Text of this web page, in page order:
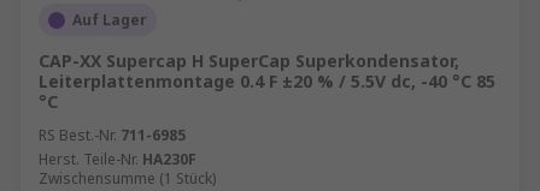
Auf Lager
CAP-XX Supercap H SuperCap Superkondensator,
Leiterplattenmontage 0.4 F ±20 % / 5.5V dc, -40 °C 85
°C
RS Best.-Nr. 711-6985
Herst. Teile-Nr. HA230F
Zwischensumme (1 Stück)